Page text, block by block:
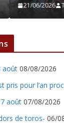
août 08/08/2026
pris pour l’an
août 07/08/2026
de toros- 06/